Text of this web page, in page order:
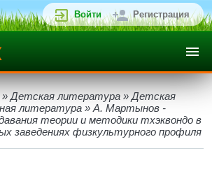
Войти Регистрация
» Детская литература » Детская
литература » А. Мартынов -
теории и методики тхэквондо в
заведениях физкультурного профиля